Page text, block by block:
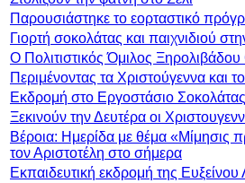
Παρουσιάστηκε το εορταστικό
Γιορτή σοκολάτας και παιχνιδιού
Ο Πολιτιστικός Όμιλος
Περιμένοντας τα Χριστούγεννα και
Εκδρομή στο Εργοστάσιο
Ξεκινούν την Δευτέρα οι
Βέροια: Ημερίδα με θέμα «Μίμησις
τον Αριστοτέλη στο σήμερα
Εκπαιδευτική εκδρομή της